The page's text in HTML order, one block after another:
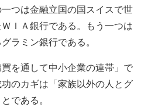
つは金融立国の国スイスで世
ＩＡ銀行である。もう一つは
ラミン銀行である。
を通して中小企業の連帯」で
のカギは「家族以外の人とグ
である。